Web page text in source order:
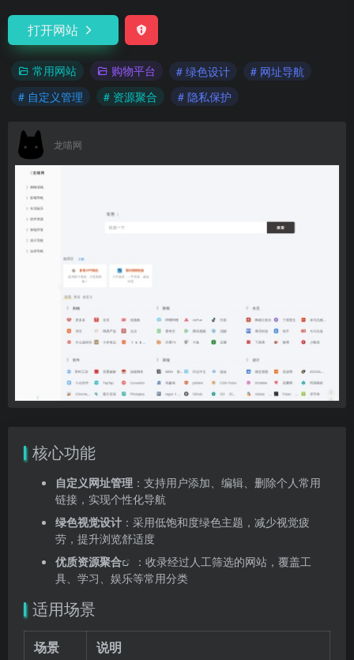
打开网站
常用网站 购物平台 # 绿色设计
# 网址导航
# 自定义管理
# 资源聚合 # 隐私保护
龙喵网
核心功能
自定义网址管理 ：支持用户添加、编辑、删除个人常用
链接，实现个性化导航
绿色视觉设计 ：采用低饱和度绿色主题，减少视觉疲
劳，提升浏览舒适度
优质资源聚合
：收录经过人工筛选的网站，覆盖工
具、学习、娱乐等常用分类
适用场景
场景
说明